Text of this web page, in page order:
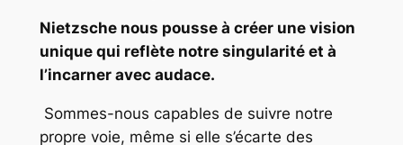
Nietzsche nous pousse à créer une vision
unique qui reflète notre singularité et à
l’incarner avec audace.
Sommes-nous capables de suivre notre
propre voie, même si elle s’écarte des